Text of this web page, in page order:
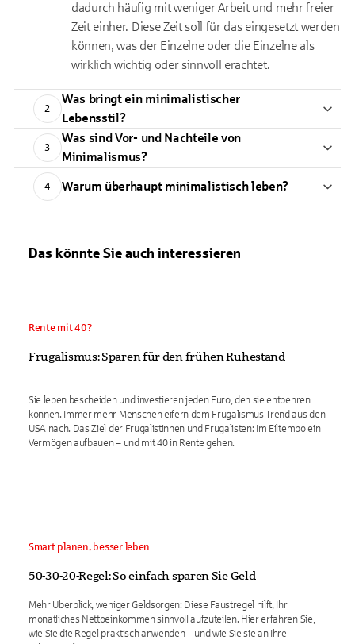
dadurch häufig mit weniger Arbeit und mehr freier
Zeit einher. Diese Zeit soll für das eingesetzt werden
können, was der Einzelne oder die Einzelne als
wirklich wichtig oder sinnvoll erachtet.
2
Was bringt ein minimalistischer
Lebensstil?
3
Was sind Vor- und Nachteile von
Minimalismus?
4 Warum überhaupt minimalistisch leben?
Das könnte Sie auch interessieren
Rente mit 40?
Frugalismus: Sparen für den frühen Ruhestand
Sie leben bescheiden und investieren jeden Euro, den sie entbehren
können. Immer mehr Menschen eifern dem Frugalismus-Trend aus den
USA nach. Das Ziel der Frugalistinnen und Frugalisten: Im Eiltempo ein
Vermögen aufbauen – und mit 40 in Rente gehen.
Smart planen, besser leben
50-30-20-Regel: So einfach sparen Sie Geld
Mehr Überblick, weniger Geldsorgen: Diese Faustregel hilft, Ihr
monatliches Nettoeinkommen sinnvoll aufzuteilen. Hier erfahren Sie,
wie Sie die Regel praktisch anwenden – und wie Sie sie an Ihre